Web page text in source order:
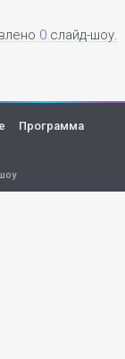
0 слайд-шоу.
Программа